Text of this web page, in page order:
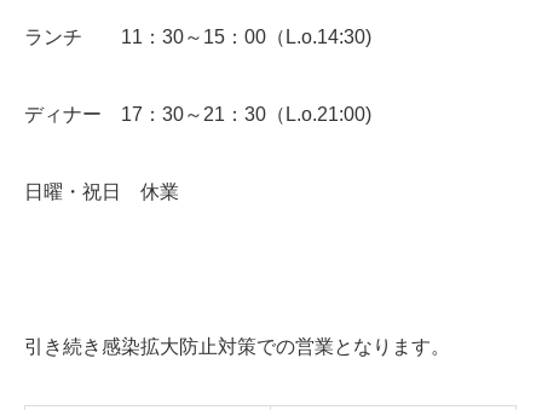
ランチ 11：30～15：00（L.o.14:30)
ディナー 17：30～21：30（L.o.21:00)
日曜・祝日 休業
引き続き感染拡大防止対策での営業となります。